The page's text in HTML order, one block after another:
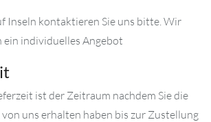
Inseln kontaktieren Sie uns bitte. Wir
ein individuelles Angebot
ist der Zeitraum nachdem Sie die
uns erhalten haben bis zur Zustellung